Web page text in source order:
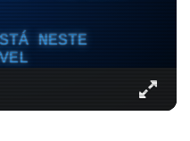
NESTE